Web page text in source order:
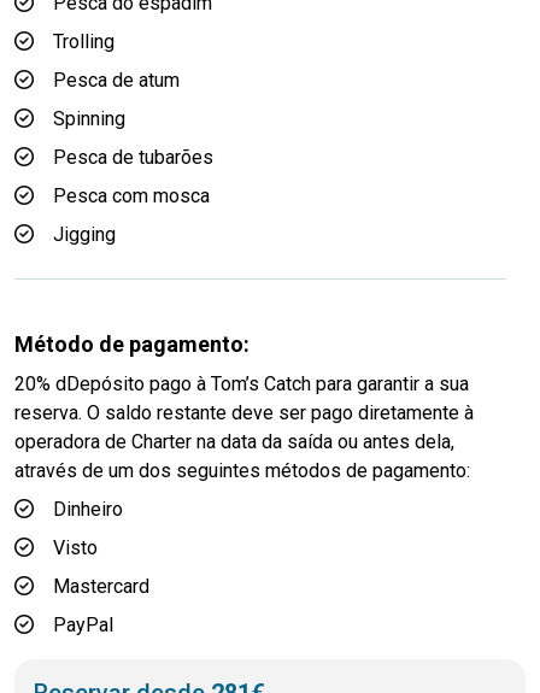
Trolling
Pesca de atum
Spinning
Pesca de tubarões
Pesca com mosca
Jigging
Método de pagamento:
20% dDepósito pago à Tom’s Catch para garantir a sua
reserva. O saldo restante deve ser pago diretamente à
operadora de Charter na data da saída ou antes dela,
através de um dos seguintes métodos de pagamento:
Dinheiro
Visto
Mastercard
PayPal